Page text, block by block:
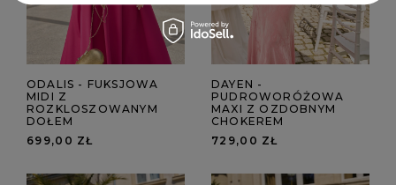
ODALIS - FUKSJOWA
MIDI Z
ROZKLOSZOWANYM
DOŁEM
699,00 ZŁ
DAYEN -
PUDROWORÓŻOWA
MAXI Z OZDOBNYM
CHOKEREM
729,00 ZŁ